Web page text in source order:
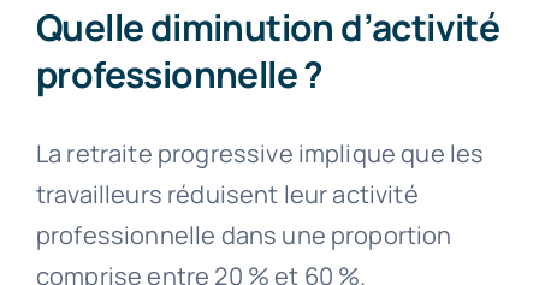
Quelle diminution d’activité
professionnelle ?
La retraite progressive implique que les
travailleurs réduisent leur activité
professionnelle dans une proportion
comprise entre 20 % et 60 %.